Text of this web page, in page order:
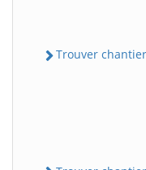
Trouver